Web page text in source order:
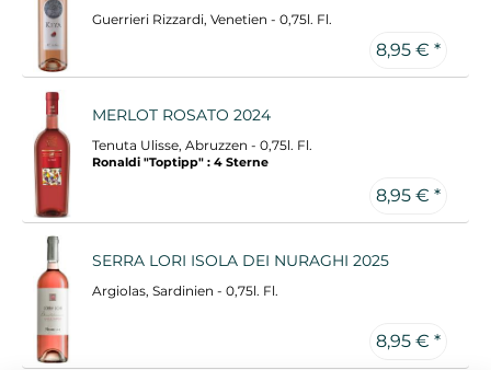
Guerrieri Rizzardi, Venetien - 0,75l. Fl.
8,95 € *
MERLOT ROSATO 2024
Tenuta Ulisse, Abruzzen - 0,75l. Fl.
Ronaldi "Toptipp" : 4 Sterne
8,95 € *
SERRA LORI ISOLA DEI NURAGHI 2025
Argiolas, Sardinien - 0,75l. Fl.
8,95 € *